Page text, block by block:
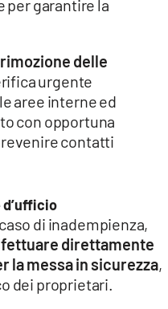
garantire la
delle
urgente
aree interne ed
con opportuna
contatti
d’ufficio
di inadempienza,
direttamente
la messa in sicurezza,
dei proprietari.